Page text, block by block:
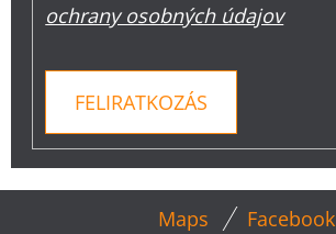
ochrany osobných údajov
FELIRATKOZÁS
Maps Facebook